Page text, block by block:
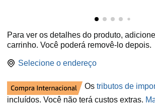
Para ver os detalhes do produto,
carrinho. Você poderá removê-lo depois.
Selecione o endereço
Os tributos de
incluídos. Você não terá custos extras.